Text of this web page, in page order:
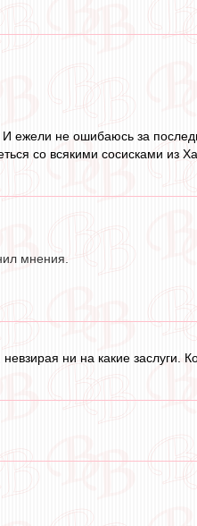
ежели не ошибаюсь за
со всякими сосисками из
мнения.
ни на какие заслуги.